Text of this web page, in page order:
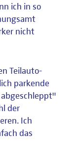
ich in so
nicht
Teilauto-
parkende
der
Ich
das